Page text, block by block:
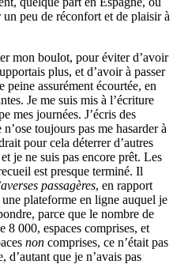
peu de réconfort et de plaisir à
mon boulot, pour éviter d’avoir
plus, et d’avoir à passer
peine assurément écourtée, en
Je me suis mis à l’écriture
mes journées. J’écris des
toujours pas me hasarder à
pour cela déterrer d’autres
je ne suis pas encore prêt. Les
est presque terminé. Il
passagères, en rapport
plateforme en ligne auquel je
parce que le nombre de
8 000, espaces comprises, et
non comprises, ce n’était pas
d’autant que je n’avais pas